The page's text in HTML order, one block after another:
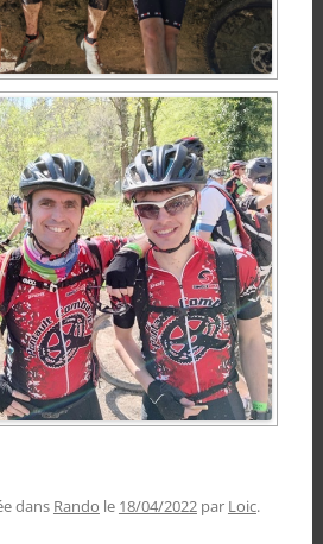
dans Rando le 18/04/2022 par Loic.